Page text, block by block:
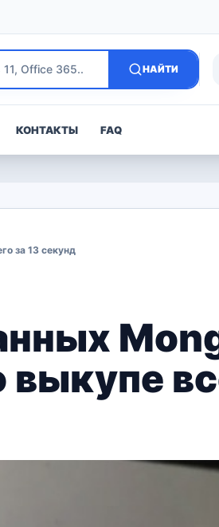
НАЙТИ
КОНТАКТЫ FAQ
за 13 секунд